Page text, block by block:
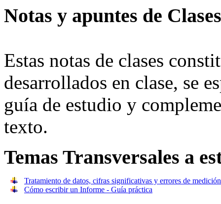
Notas y apuntes de Clases
Estas notas de clases
desarrollados en clase, se
guía de estudio y
texto.
Temas Transversales a
Tratamiento de datos, cifras significativas y errores de medición
Cómo escribir un Informe - Guía práctica